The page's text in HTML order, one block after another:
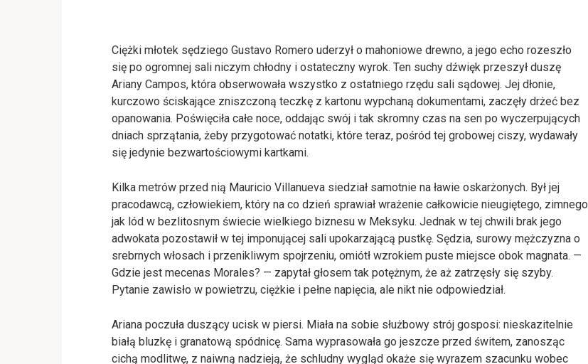
Ciężki młotek sędziego Gustavo Romero uderzył o mahoniowe drewno, a jego echo rozeszło
się po ogromnej sali niczym chłodny i ostateczny wyrok. Ten suchy dźwięk przeszył duszę
Ariany Campos, która obserwowała wszystko z ostatniego rzędu sali sądowej. Jej dłonie,
kurczowo ściskające zniszczoną teczkę z kartonu wypchaną dokumentami, zaczęły drżeć bez
opanowania. Poświęciła całe noce, oddając swój i tak skromny czas na sen po wyczerpujących
dniach sprzątania, żeby przygotować notatki, które teraz, pośród tej grobowej ciszy, wydawały
się jedynie bezwartościowymi kartkami.
Kilka metrów przed nią Mauricio Villanueva siedział samotnie na ławie oskarżonych. Był jej
pracodawcą, człowiekiem, który na co dzień sprawiał wrażenie całkowicie nieugiętego, zimnego
jak lód w bezlitosnym świecie wielkiego biznesu w Meksyku. Jednak w tej chwili brak jego
adwokata pozostawił w tej imponującej sali upokarzającą pustkę. Sędzia, surowy mężczyzna o
srebrnych włosach i przenikliwym spojrzeniu, omiótł wzrokiem puste miejsce obok magnata. —
Gdzie jest mecenas Morales? — zapytał głosem tak potężnym, że aż zatrzęsły się szyby.
Pytanie zawisło w powietrzu, ciężkie i pełne napięcia, ale nikt nie odpowiedział.
Ariana poczuła duszący ucisk w piersi. Miała na sobie służbowy strój gosposi: nieskazitelnie
białą bluzkę i granatową spódnicę. Sama wyprasowała go jeszcze przed świtem, zanosząc
cichą modlitwę, z naiwną nadzieją, że schludny wygląd okaże się wyrazem szacunku wobec